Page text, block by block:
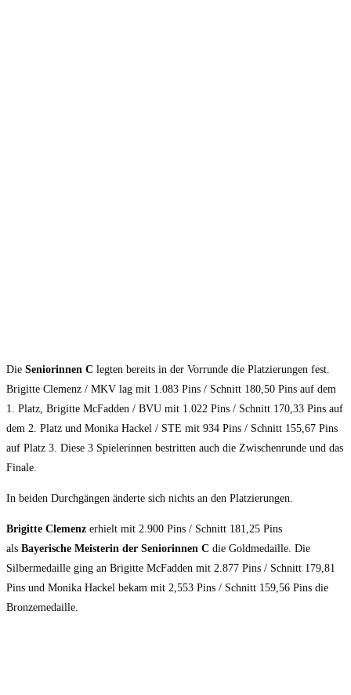
Die Seniorinnen C legten bereits in der Vorrunde die Platzierungen fest.
Brigitte Clemenz / MKV lag mit 1.083 Pins / Schnitt 180,50 Pins auf dem
1. Platz, Brigitte McFadden / BVU mit 1.022 Pins / Schnitt 170,33 Pins auf
dem 2. Platz und Monika Hackel / STE mit 934 Pins / Schnitt 155,67 Pins
auf Platz 3. Diese 3 Spielerinnen bestritten auch die Zwischenrunde und das
Finale.
In beiden Durchgängen änderte sich nichts an den Platzierungen.
Brigitte Clemenz erhielt mit 2.900 Pins / Schnitt 181,25 Pins
als Bayerische Meisterin der Seniorinnen C die Goldmedaille. Die
Silbermedaille ging an Brigitte McFadden mit 2.877 Pins / Schnitt 179,81
Pins und Monika Hackel bekam mit 2,553 Pins / Schnitt 159,56 Pins die
Bronzemedaille.